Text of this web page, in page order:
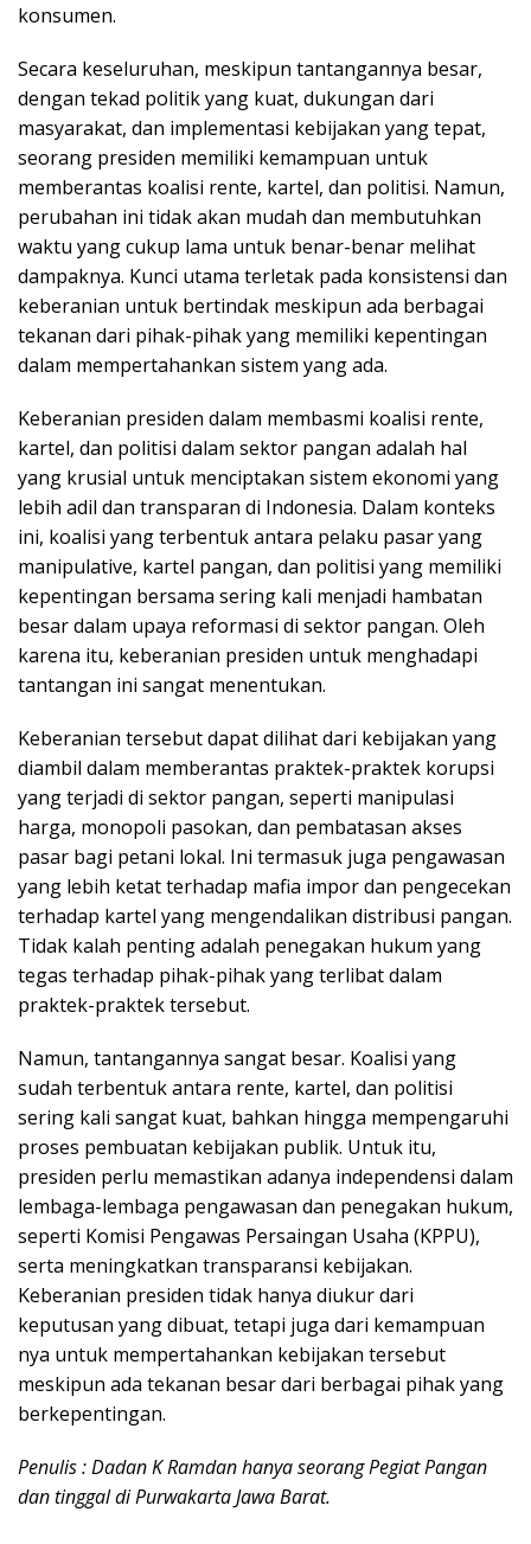
konsumen.
Secara keseluruhan, meskipun tantangannya besar,
dengan tekad politik yang kuat, dukungan dari
masyarakat, dan implementasi kebijakan yang tepat,
seorang presiden memiliki kemampuan untuk
memberantas koalisi rente, kartel, dan politisi. Namun,
perubahan ini tidak akan mudah dan membutuhkan
waktu yang cukup lama untuk benar-benar melihat
dampaknya. Kunci utama terletak pada konsistensi dan
keberanian untuk bertindak meskipun ada berbagai
tekanan dari pihak-pihak yang memiliki kepentingan
dalam mempertahankan sistem yang ada.
Keberanian presiden dalam membasmi koalisi rente,
kartel, dan politisi dalam sektor pangan adalah hal
yang krusial untuk menciptakan sistem ekonomi yang
lebih adil dan transparan di Indonesia. Dalam konteks
ini, koalisi yang terbentuk antara pelaku pasar yang
manipulative, kartel pangan, dan politisi yang memiliki
kepentingan bersama sering kali menjadi hambatan
besar dalam upaya reformasi di sektor pangan. Oleh
karena itu, keberanian presiden untuk menghadapi
tantangan ini sangat menentukan.
Keberanian tersebut dapat dilihat dari kebijakan yang
diambil dalam memberantas praktek-praktek korupsi
yang terjadi di sektor pangan, seperti manipulasi
harga, monopoli pasokan, dan pembatasan akses
pasar bagi petani lokal. Ini termasuk juga pengawasan
yang lebih ketat terhadap mafia impor dan pengecekan
terhadap kartel yang mengendalikan distribusi pangan.
Tidak kalah penting adalah penegakan hukum yang
tegas terhadap pihak-pihak yang terlibat dalam
praktek-praktek tersebut.
Namun, tantangannya sangat besar. Koalisi yang
sudah terbentuk antara rente, kartel, dan politisi
sering kali sangat kuat, bahkan hingga mempengaruhi
proses pembuatan kebijakan publik. Untuk itu,
presiden perlu memastikan adanya independensi dalam
lembaga-lembaga pengawasan dan penegakan hukum,
seperti Komisi Pengawas Persaingan Usaha (KPPU),
serta meningkatkan transparansi kebijakan.
Keberanian presiden tidak hanya diukur dari
keputusan yang dibuat, tetapi juga dari kemampuan
nya untuk mempertahankan kebijakan tersebut
meskipun ada tekanan besar dari berbagai pihak yang
berkepentingan.
Penulis : Dadan K Ramdan hanya seorang Pegiat Pangan
dan tinggal di Purwakarta Jawa Barat.